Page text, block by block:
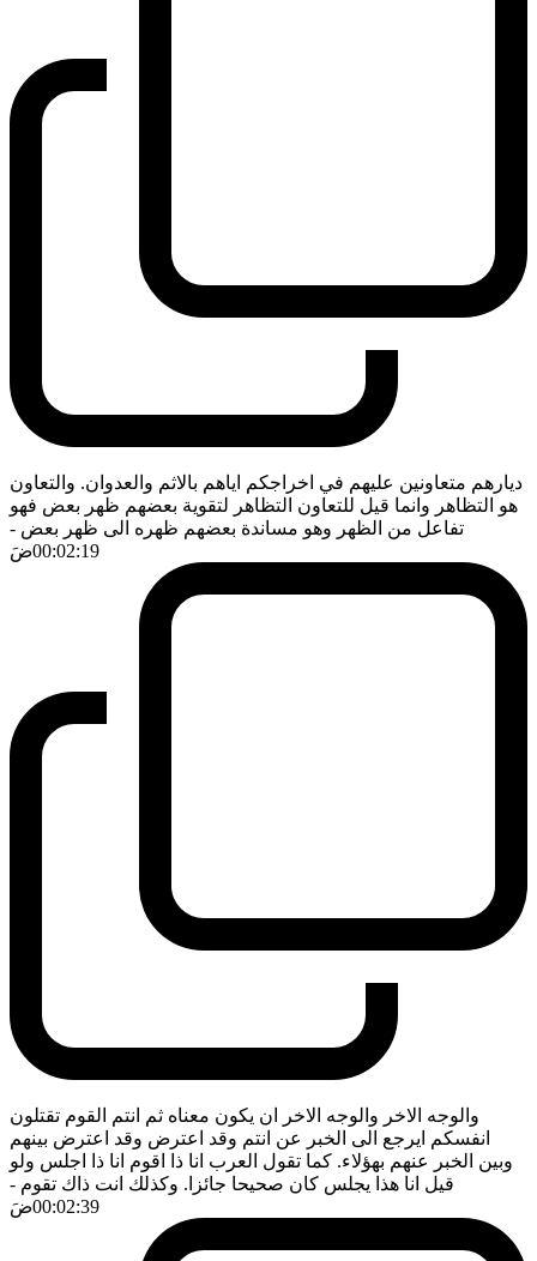
ديارهم متعاونين عليهم في اخراجكم اياهم بالاثم والعدوان. والتعاون
هو التظاهر وانما قيل للتعاون التظاهر لتقوية بعضهم ظهر بعض فهو
تفاعل من الظهر وهو مساندة بعضهم ظهره الى ظهر بعض -
00:02:19ضَ
والوجه الاخر والوجه الاخر ان يكون معناه ثم انتم القوم تقتلون
انفسكم ايرجع الى الخبر عن انتم وقد اعترض وقد اعترض بينهم
وبين الخبر عنهم بهؤلاء. كما تقول العرب انا ذا اقوم انا ذا اجلس ولو
قيل انا هذا يجلس كان صحيحا جائزا. وكذلك انت ذاك تقوم -
00:02:39ضَ